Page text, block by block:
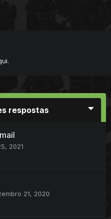
respostas
2021
21, 2020